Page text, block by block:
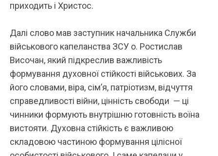
приходить і Христос.
Далі слово мав заступник начальника Служби
військового капеланства ЗСУ о. Ростислав
Височан, який підкреслив важливість
формування духовної стійкості військових. За
його словами, віра, сім’я, патріотизм, відчуття
справедливості війни, цінність свободи — ці
чинники формують внутрішню готовність воїна
вистояти. Духовна стійкість є важливою
складовою частиною формування цілісної